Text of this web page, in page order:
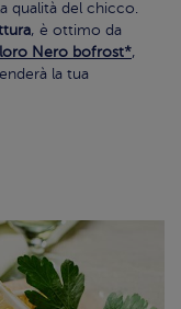
qualità del chicco.
, è ottimo da
loro Nero bofrost*,
la tua